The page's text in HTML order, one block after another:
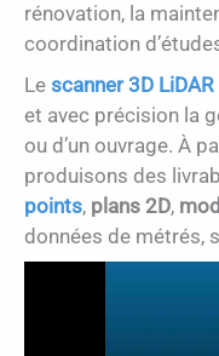
rénovation, la
coordination
Le scanner 3D LiDAR
et avec précision la
ou d’un ouvrage. À
produisons des
points, plans 2D,
données de métrés,